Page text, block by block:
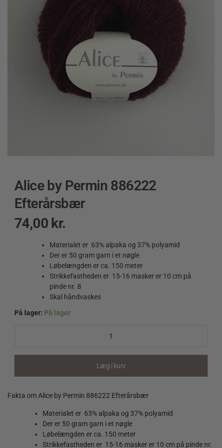
Alice by Permin 886222
Efterårsbær
74,00 kr.
Materialet er 63% alpaka og 37% polyamid
Der er 50 gram garn i et nøgle
Løbelængden er ca. 150 meter
Strikkefastheden er 15-16 masker er 10 cm på
pinde nr. 8
Skal håndvaskes
På lager: På lager
Læg i kurv
Fakta om Alice by Permin 886222 Efterårsbær
Materialet er 63% alpaka og 37% polyamid
Der er 50 gram garn i et nøgle
Løbelængden er ca. 150 meter
Strikkefastheden er 15-16 masker er 10 cm på pinde nr.